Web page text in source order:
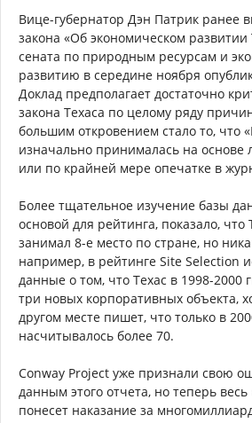
Вице-губернатор Дэн Патрик ранее
закона «Об экономическом развитии
сената по природным ресурсам и
развитию в середине ноября
Доклад предполагает достаточно
закона Техаса по целому ряду
большим откровением стало то, что
изначально принималась на основе
или по крайней мере опечатке в
Более тщательное изучение базы
основой для рейтинга, показало, что
занимал 8-е место по стране, но
например, в рейтинге Site Selection
данные о том, что Техас в 1998-2000
три новых корпоративных объекта,
другом месте пишет, что только в
насчитывалось более 70.
Conway Project уже признали свою
данным этого отчета, но теперь весь
понесет наказание за